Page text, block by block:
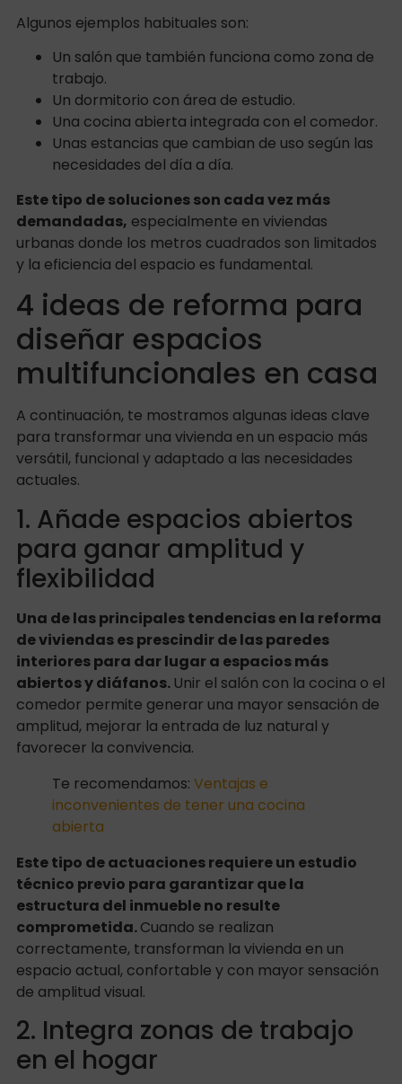
Algunos ejemplos habituales son:
Un salón que también funciona como zona de
trabajo.
Un dormitorio con área de estudio.
Una cocina abierta integrada con el comedor.
Unas estancias que cambian de uso según las
necesidades del día a día.
Este tipo de soluciones son cada vez más
demandadas, especialmente en viviendas
urbanas donde los metros cuadrados son limitados
y la eficiencia del espacio es fundamental.
4 ideas de reforma para
diseñar espacios
multifuncionales en casa
A continuación, te mostramos algunas ideas clave
para transformar una vivienda en un espacio más
versátil, funcional y adaptado a las necesidades
actuales.
1. Añade espacios abiertos
para ganar amplitud y
flexibilidad
Una de las principales tendencias en la reforma
de viviendas es prescindir de las paredes
interiores para dar lugar a espacios más
abiertos y diáfanos. Unir el salón con la cocina o el
comedor permite generar una mayor sensación de
amplitud, mejorar la entrada de luz natural y
favorecer la convivencia.
Te recomendamos: Ventajas e
inconvenientes de tener una cocina
abierta
Este tipo de actuaciones requiere un estudio
técnico previo para garantizar que la
estructura del inmueble no resulte
comprometida.Cuando se realizan
correctamente, transforman la vivienda en un
espacio actual, confortable y con mayor sensación
de amplitud visual.
2. Integra zonas de trabajo
en el hogar